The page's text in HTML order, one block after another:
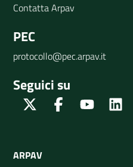
Contatta Arpav
PEC
protocollo@pec.arpav.it
Seguici su
Twitter FacebookYoutube
ARPAV